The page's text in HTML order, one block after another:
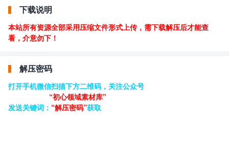
下载说明
本站所有资源全部采用压缩文件形式上传，需下载解压后才能查
看，介意勿下！
解压密码
打开手机微信扫描下方二维码，关注公众号
“初心领域素材库”
发送关键词： “解压密码”获取